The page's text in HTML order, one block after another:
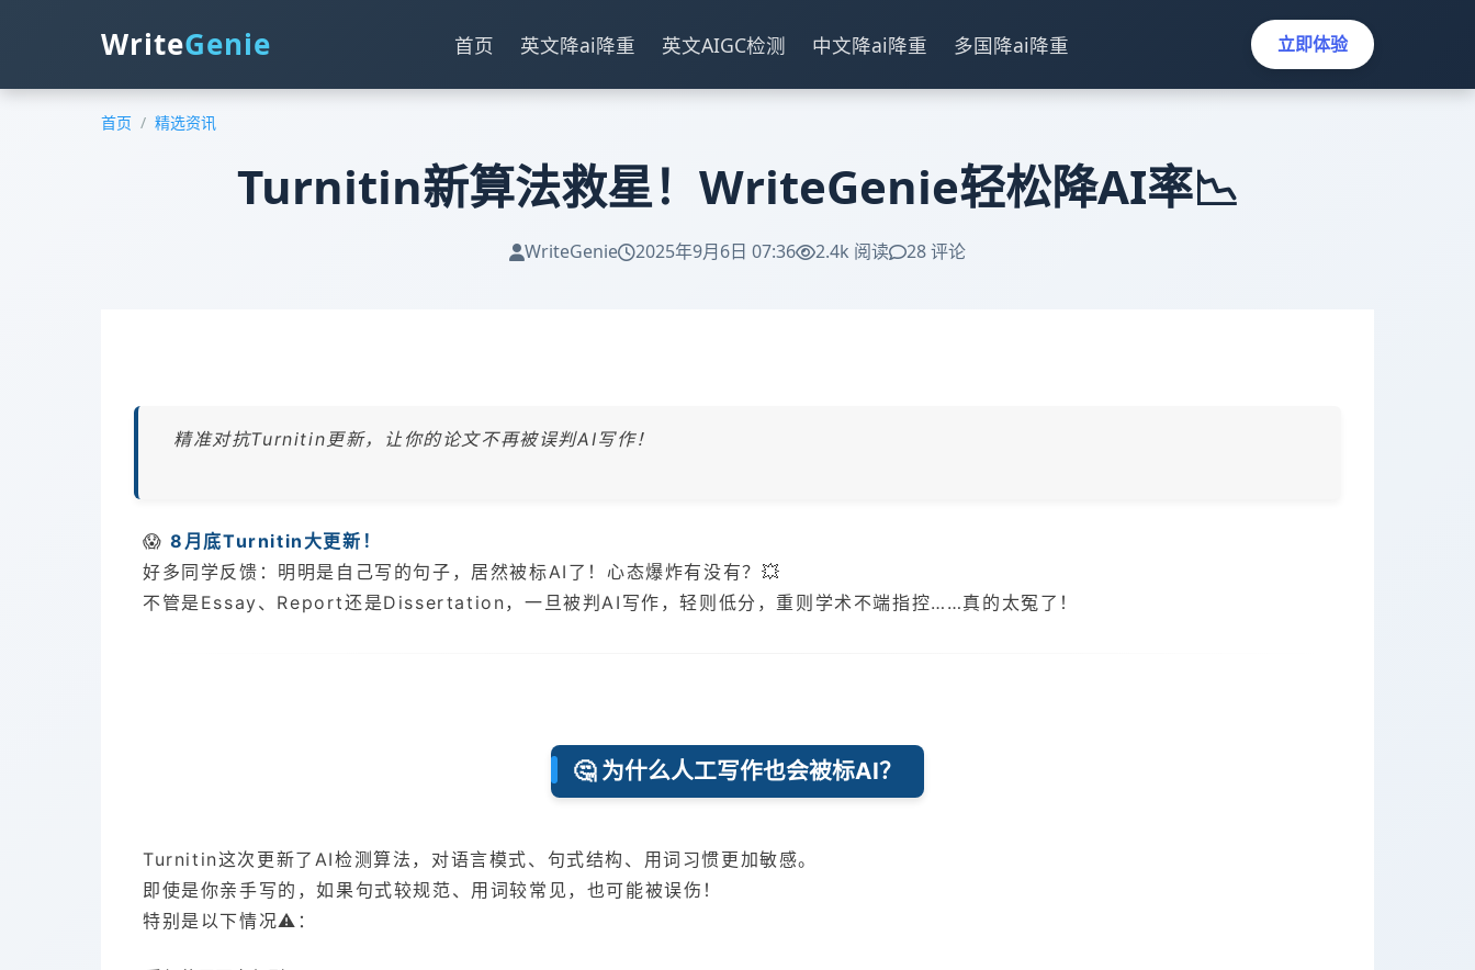
WriteGenie 首页 英文降ai降重 英文AIGC检测 中文降ai降重 多国降ai降重 立即体验
首页 / 精选资讯
Turnitin新算法救星！WriteGenie轻松降AI率📉
WriteGenie 2025年9月6日 07:36 2.4k 阅读 28 评论
精准对抗Turnitin更新，让你的论文不再被误判AI写作！
😱8月底Turnitin大更新！
好多同学反馈：明明是自己写的句子，居然被标AI了！心态爆炸有没有？💥
不管是Essay、Report还是Dissertation，一旦被判AI写作，轻则低分，重则学术不端指控……真的太冤了！
🤔 为什么人工写作也会被标AI？
Turnitin这次更新了AI检测算法，对语言模式、句式结构、用词习惯更加敏感。
即使是你亲手写的，如果句式较规范、用词较常见，也可能被误伤！
特别是以下情况⚠️：